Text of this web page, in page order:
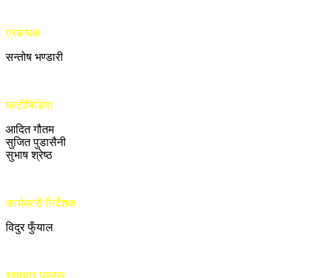
प्रबन्धक
सन्तोष भण्डारी
मल्टीमिडिया
आदित गौतम
सुजित पुडासैनी
सुभाष श्रेष्ठ
कार्यकारी निर्देशक
विदुर फुँयाल